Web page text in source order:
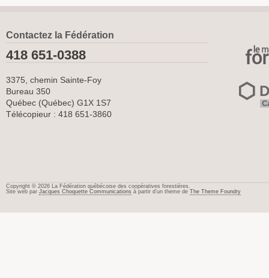
Contactez la Fédération
418 651-0388
3375, chemin Sainte-Foy
Bureau 350
Québec (Québec) G1X 1S7
Télécopieur : 418 651-3860
Copyright © 2026 La Fédération québécoise des coopératives forestières.
Site web par Jacques Choquette Communications à partir d’un theme de The Theme Foundry